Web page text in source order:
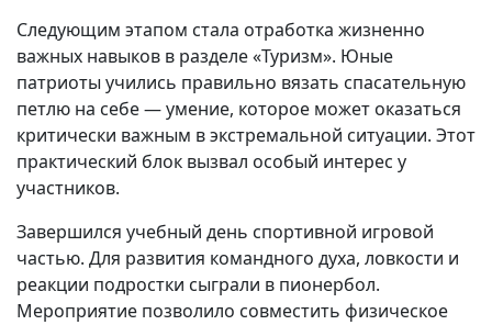
Следующим этапом стала отработка жизненно
важных навыков в разделе «Туризм». Юные
патриоты учились правильно вязать спасательную
петлю на себе — умение, которое может оказаться
критически важным в экстремальной ситуации. Этот
практический блок вызвал особый интерес у
участников.
Завершился учебный день спортивной игровой
частью. Для развития командного духа, ловкости и
реакции подростки сыграли в пионербол.
Мероприятие позволило совместить физическое